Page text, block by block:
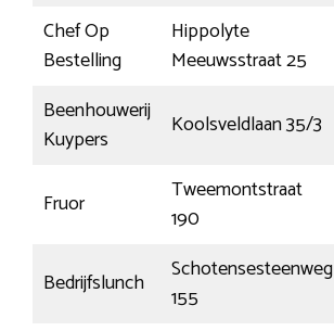
Chef Op
Bestelling
Hippolyte
Meeuwsstraat 25
Beenhouwerij
Kuypers
Koolsveldlaan 35/3
Fruor
Tweemontstraat
190
Bedrijfslunch
Schotensesteenweg
155